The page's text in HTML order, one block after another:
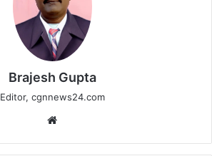
Brajesh Gupta
Editor, cgnnews24.com